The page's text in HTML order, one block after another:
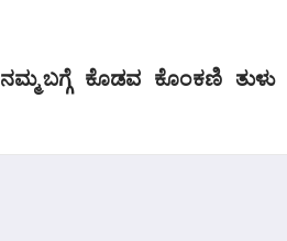
ನಮ್ಮ ಬಗ್ಗೆ ಕೊಡವ ಕೊಂಕಣಿ ತುಳು